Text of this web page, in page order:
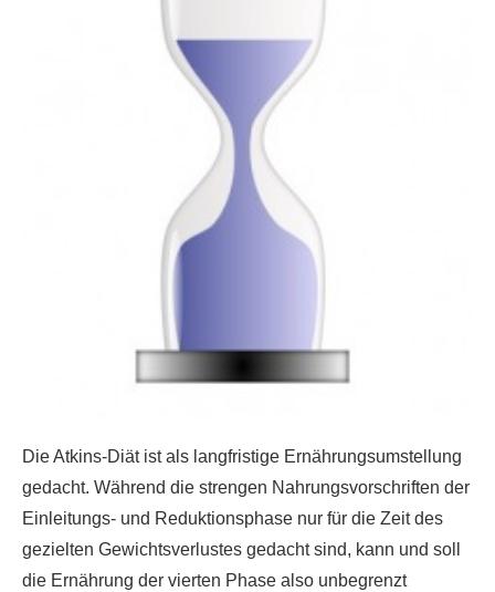
Die Atkins-Diät ist als langfristige Ernährungsumstellung
gedacht. Während die strengen Nahrungsvorschriften der
Einleitungs- und Reduktionsphase nur für die Zeit des
gezielten Gewichtsverlustes gedacht sind, kann und soll
die Ernährung der vierten Phase also unbegrenzt